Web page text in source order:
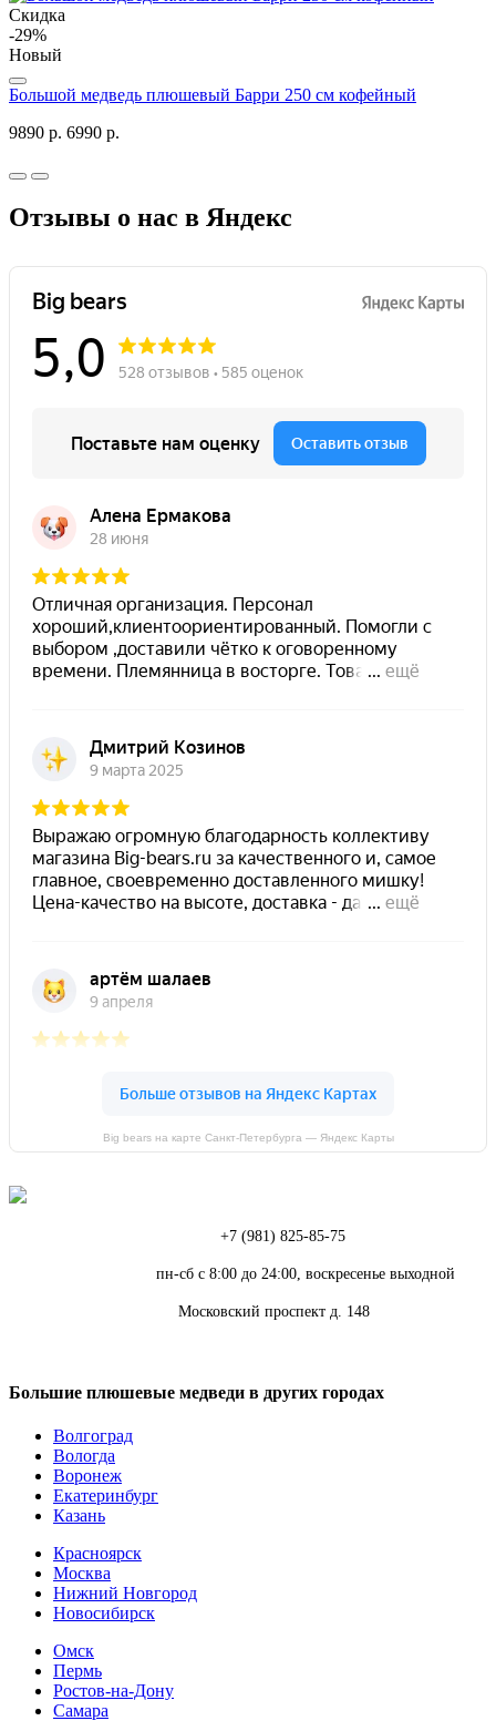
Скидка
-29%
Новый
Большой медведь плюшевый Барри 250 см кофейный
9890 р. 6990 р.
Отзывы о нас в Яндекс
Big bears на карте Санкт‑Петербурга — Яндекс Карты
+7 (981) 825-85-75
пн-сб с 8:00 до 24:00, воскресенье выходной
Московский проспект д. 148
Большие плюшевые медведи в других городах
Волгоград
Вологда
Воронеж
Екатеринбург
Казань
Красноярск
Москва
Нижний Новгород
Новосибирск
Омск
Пермь
Ростов-на-Дону
Самара